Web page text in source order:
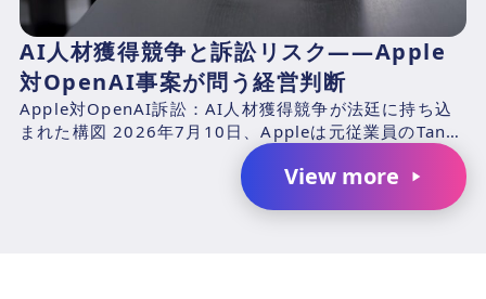
AI人材獲得競争と訴訟リスク――Apple
対OpenAI事案が問う経営判断
Apple対OpenAI訴訟：AI人材獲得競争が法廷に持ち込
まれた構図 2026年7月10日、Appleは元従業員のTang
View more